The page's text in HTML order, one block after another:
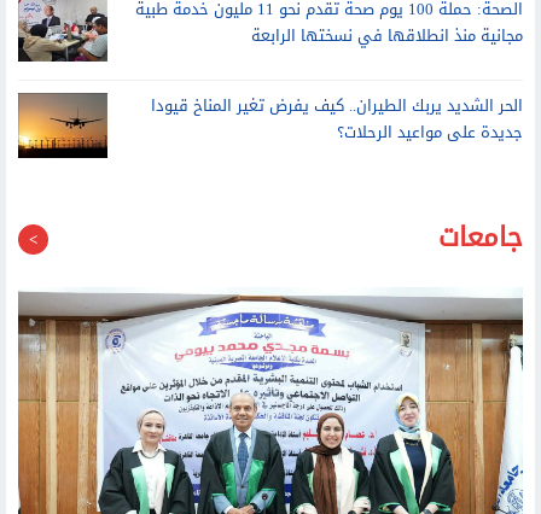
الرعاية الصحية تُدخل تكنولوجيا منظمات ضربات القلب اللاسلكية ضمن
خدماتها التخصصية
الصحة: حملة 100 يوم صحة تقدم نحو 11 مليون خدمة طبية
مجانية منذ انطلاقها في نسختها الرابعة
جديدة على مواعيد الرحلات؟
جامعات